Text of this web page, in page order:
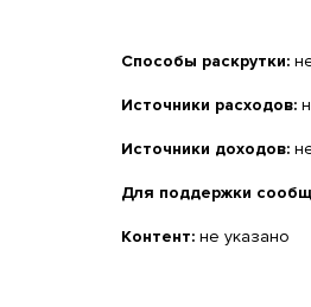
Способы раскрутки:
Источники расходов:
Источники доходов:
Для поддержки
Контент: не указано